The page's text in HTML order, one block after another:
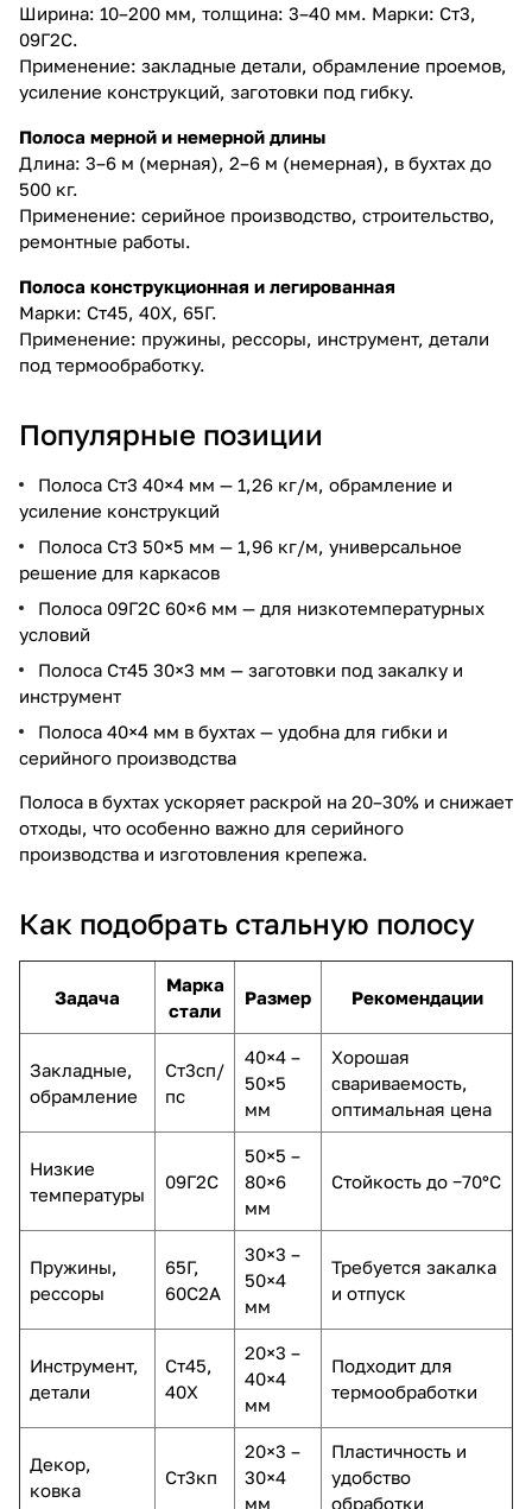
Ширина: 10–200 мм, толщина: 3–40 мм. Марки: Ст3,
09Г2С.
Применение: закладные детали, обрамление проемов,
усиление конструкций, заготовки под гибку.
Полоса мерной и немерной длины
Длина: 3–6 м (мерная), 2–6 м (немерная), в бухтах до
500 кг.
Применение: серийное производство, строительство,
ремонтные работы.
Полоса конструкционная и легированная
Марки: Ст45, 40Х, 65Г.
Применение: пружины, рессоры, инструмент, детали
под термообработку.
Популярные позиции
Полоса Ст3 40×4 мм — 1,26 кг/м, обрамление и
усиление конструкций
Полоса Ст3 50×5 мм — 1,96 кг/м, универсальное
решение для каркасов
Полоса 09Г2С 60×6 мм — для низкотемпературных
условий
Полоса Ст45 30×3 мм — заготовки под закалку и
инструмент
Полоса 40×4 мм в бухтах — удобна для гибки и
серийного производства
Полоса в бухтах ускоряет раскрой на 20–30% и снижает
отходы, что особенно важно для серийного
производства и изготовления крепежа.
Как подобрать стальную полосу
Задача
Марка
стали
Размер Рекомендации
Закладные,
обрамление
Ст3сп/
пс
40×4 –
50×5
мм
Хорошая
свариваемость,
оптимальная цена
Низкие
температуры
09Г2С
50×5 –
80×6
мм
Стойкость до −70°С
Пружины,
рессоры
65Г,
60С2А
30×3 –
50×4
мм
Требуется закалка
и отпуск
Инструмент,
детали
Ст45,
40Х
20×3 –
40×4
мм
Подходит для
термообработки
Декор,
ковка
Ст3кп
20×3 –
30×4
мм
Пластичность и
удобство
обработки